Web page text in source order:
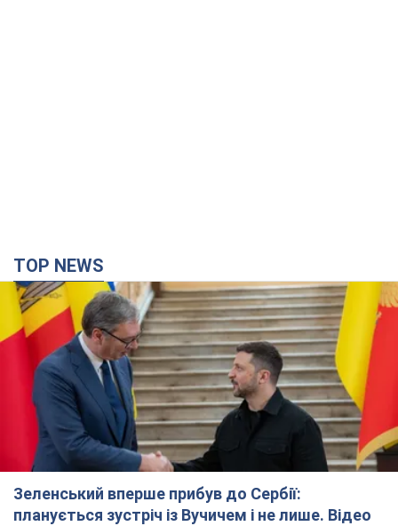
TOP NEWS
Зеленський вперше прибув до Сербії:
планується зустріч із Вучичем і не лише. Відео